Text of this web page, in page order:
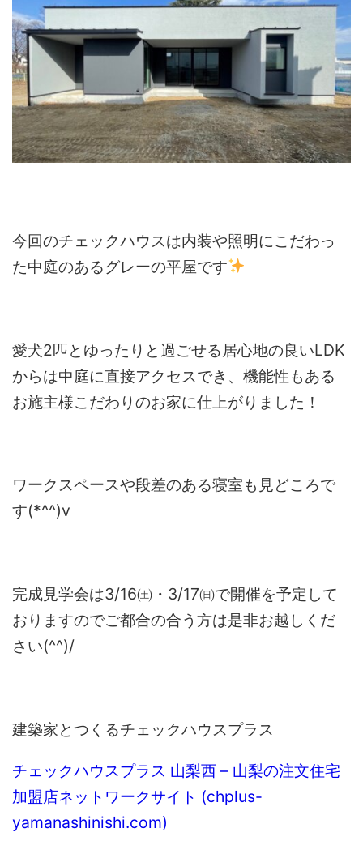
今回のチェックハウスは内装や照明にこだわっ
た中庭のあるグレーの平屋です
愛犬2匹とゆったりと過ごせる居心地の良いLDK
からは中庭に直接アクセスでき、機能性もある
お施主様こだわりのお家に仕上がりました！
ワークスペースや段差のある寝室も見どころで
す(*^^)v
完成見学会は3/16㈯・3/17㈰で開催を予定して
おりますのでご都合の合う方は是非お越しくだ
さい(^^)/
建築家とつくるチェックハウスプラス
チェックハウスプラス 山梨西 – 山梨の注文住宅
加盟店ネットワークサイト (chplus-
yamanashinishi.com)